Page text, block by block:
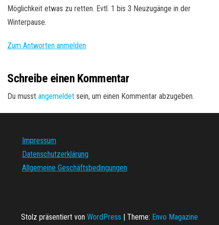
Möglichkeit etwas zu retten. Evtl. 1 bis 3 Neuzugänge in der
Winterpause.
Zum Antworten anmelden
Schreibe einen Kommentar
Du musst angemeldet sein, um einen Kommentar abzugeben.
Impressum
Datenschutzerklärung
Allgemeine Geschäftsbedingungen
Stolz präsentiert von WordPress | Theme: Envo Magazine